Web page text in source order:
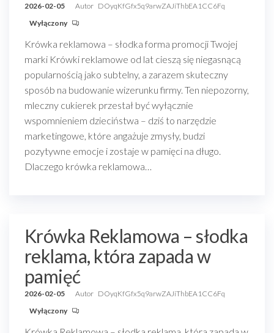
2026-02-05 Autor DOyqKfGfx5q9arwZAJiThbEA1CC6Fq
Wyłączony
Krówka reklamowa – słodka forma promocji Twojej
marki Krówki reklamowe od lat cieszą się niegasnącą
popularnością jako subtelny, a zarazem skuteczny
sposób na budowanie wizerunku firmy. Ten niepozorny,
mleczny cukierek przestał być wyłącznie
wspomnieniem dzieciństwa – dziś to narzędzie
marketingowe, które angażuje zmysły, budzi
pozytywne emocje i zostaje w pamięci na długo.
Dlaczego krówka reklamowa…
Krówka Reklamowa – słodka
reklama, która zapada w
pamięć
2026-02-05 Autor DOyqKfGfx5q9arwZAJiThbEA1CC6Fq
Wyłączony